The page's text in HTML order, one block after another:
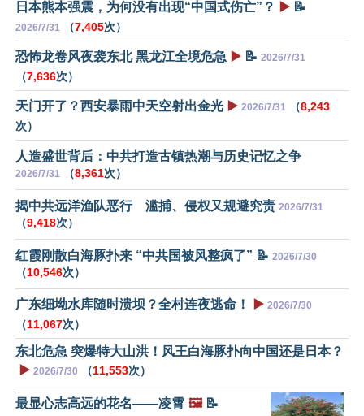
日本熊本强震，为何没有出现“中国式伤亡”？ ▶️ 📝
2026/7/31 （7,405次）
恐怖龙卷风夜袭东北 黑龙江全境危急 ▶️ 📝 2026/7/31
（7,636次）
天门开了？西安暴雨中天空射出金光 ▶️ 2026/7/31 （8,243
次）
人造盛世背后：中共打造古镇热潮与历史记忆之争
2026/7/31 （8,361次）
揭中共远洋渔队恶行 滥捕、侵权又规避究责 2026/7/31
（9,418次）
红霞刚散白海豚扑来 “中共国被风整疯了” 📝 2026/7/30
（10,546次）
广东细坳水库随时溃坝？全村连夜逃命！ ▶️ 2026/7/30
（11,067次）
东北危急 突爆特大山洪！风王白海豚扑向中国还是日本？
▶️ 2026/7/30 （11,553次）
最显心志高远的花名——凌霄 🖼️📝